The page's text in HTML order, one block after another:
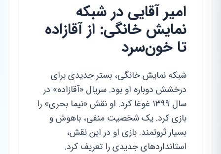
امیر آقایی در شبکه
نمایش خانگی: از آقازاده
تا خون‌سرد
شبکه نمایش خانگی، بستر جدیدی برای
درخشش دوباره او بود. سریال «آقازاده» در
سال ۱۳۹۹ غوغا کرد. او نقش «نیما بحری» را
بازی کرد. یک شخصیت منفی، باهوش و
بسیار ثروتمند. بازی او در این نقش،
استانداردهای جدیدی را تعریف کرد.